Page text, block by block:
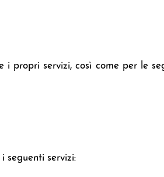
propri servizi, così come per le
seguenti servizi: